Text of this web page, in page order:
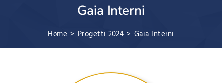
Gaia Interni
Home > Progetti 2024 > Gaia Interni